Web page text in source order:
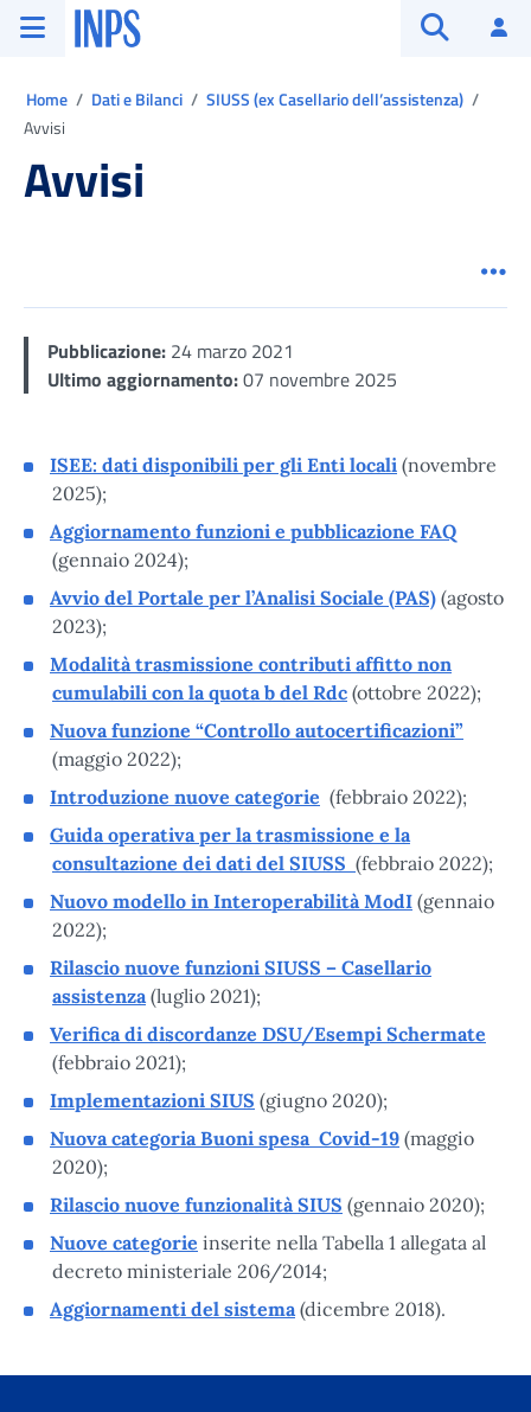
Vai al menu principale
Vai al contenuto principale
Vai al pie' di pagina
INPS ()
Home Dati e Bilanci
SIUSS (ex Casellario dell’assistenza)
Avvisi
Avvisi
Pubblicazione: 24 marzo 2021
Ultimo aggiornamento:07 novembre 2025
ISEE: dati disponibili per gli Enti locali (novembre
2025);
Aggiornamento funzioni e pubblicazione FAQ
(gennaio 2024);
Avvio del Portale per l’Analisi Sociale (PAS) (agosto
2023);
Modalità trasmissione contributi affitto non
cumulabili con la quota b del Rdc (ottobre 2022);
Nuova funzione “Controllo autocertificazioni”
(maggio 2022);
Introduzione nuove categorie (febbraio 2022);
Guida operativa per la trasmissione e la
consultazione dei dati del SIUSS (febbraio 2022);
Nuovo modello in Interoperabilità ModI (gennaio
2022);
Rilascio nuove funzioni SIUSS – Casellario
assistenza (luglio 2021);
Verifica di discordanze DSU/Esempi Schermate
(febbraio 2021);
Implementazioni SIUS (giugno 2020);
Nuova categoria Buoni spesa Covid-19 (maggio
2020);
Rilascio nuove funzionalità SIUS (gennaio 2020);
Nuove categorie inserite nella Tabella 1 allegata al
decreto ministeriale 206/2014;
Aggiornamenti del sistema (dicembre 2018).